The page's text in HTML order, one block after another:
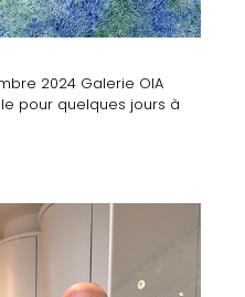
2024 Galerie OIA
pour quelques jours à